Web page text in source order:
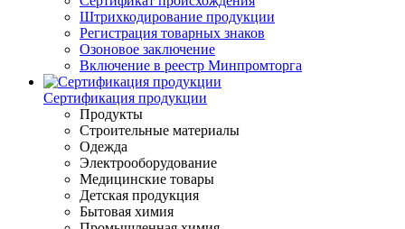
Штрихкодирование продукции
Регистрация товарных знаков
Озоновое заключение
Включение в реестр Минпромторга
Сертификация продукции
Продукты
Строительные материалы
Одежда
Электрооборудование
Медицинские товары
Детская продукция
Бытовая химия